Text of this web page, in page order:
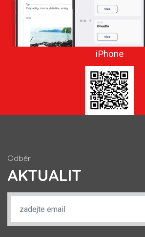
iPhone
Odběr
AKTUALIT